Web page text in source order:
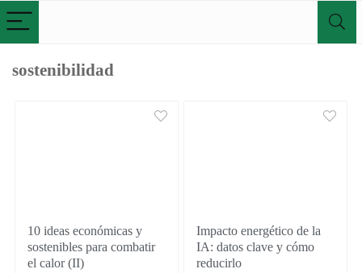
sostenibilidad
10 ideas económicas y
sostenibles para combatir
el calor (II)
Impacto energético de la
IA: datos clave y cómo
reducirlo